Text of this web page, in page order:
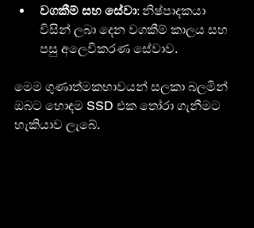
වගකීම් සහ සේවා: නිෂ්පාදකයා
විසින් ලබා දෙන වගකීම් කාලය සහ
පසු අලෙවිකරණ සේවාව.
මෙම ගුණාත්මකභාවයන් සලකා බලමින්
ඔබට හොඳම SSD එක තෝරා ගැනීමට
හැකියාව ලැබේ.